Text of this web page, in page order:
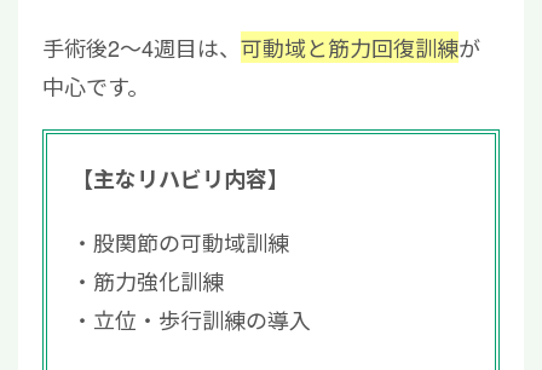
手術後2〜4週目は、 可動域と筋力回復訓練が
中心です。
【主なリハビリ内容】
股関節の可動域訓練
筋力強化訓練
立位・歩行訓練の導入